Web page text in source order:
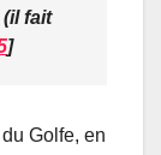
fait
]
Golfe, en